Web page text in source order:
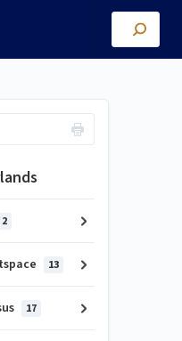
2
13
17